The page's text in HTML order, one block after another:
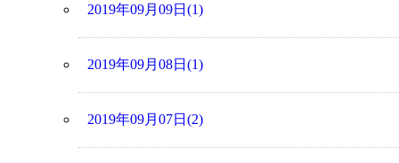
2019年09月09日(1)
2019年09月08日(1)
2019年09月07日(2)